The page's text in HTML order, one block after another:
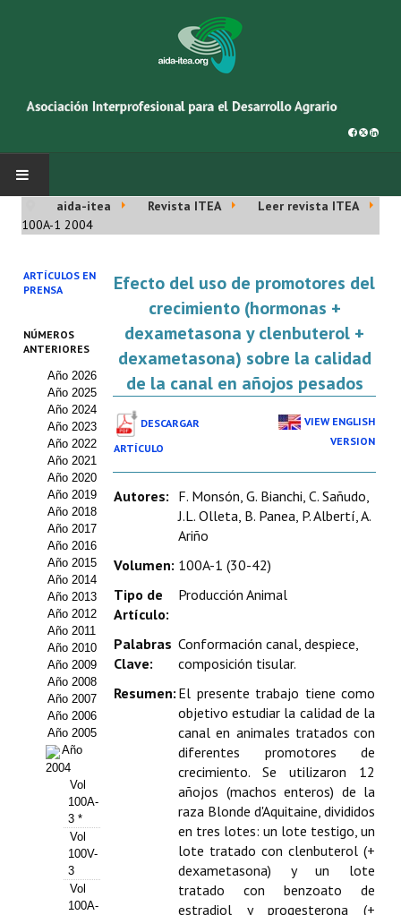
INICIO
Cincuentenario AIDA
Organigrama
Estatutos
Hacerse socio
Noticias
Galería de Fotos
Web AIDA 2.0
REVISTA ITEA
Presentación ITEA
Equipo Editorial
Leer revista ITEA
Directrices para autores/as
Políticas Editoriales
Propuesta Volumen Especial
Sello Calidad FECYT
Premio Prensa Agraria
aida-itea Revista ITEA
Leer revista ITEA
100A-1 2004
ARTÍCULOS EN
PRENSA
NÚMEROS
ANTERIORES
Año 2026
Año 2025
Año 2024
Año 2023
Año 2022
Año 2021
Año 2020
Año 2019
Año 2018
Año 2017
Año 2016
Año 2015
Año 2014
Año 2013
Año 2012
Año 2011
Año 2010
Año 2009
Año 2008
Año 2007
Año 2006
Año 2005
Año
2004
Vol
100A-
3 *
Vol
100V-
3
Vol
100A-
Efecto del uso de promotores del
crecimiento (hormonas +
dexametasona y clenbuterol +
dexametasona) sobre la calidad
de la canal en añojos pesados
DESCARGAR
ARTÍCULO
VIEW ENGLISH
VERSION
Autores: F. Monsón, G. Bianchi, C. Sañudo,
J.L. Olleta, B. Panea, P. Albertí, A.
Ariño
Volumen: 100A-1 (30-42)
Tipo de
Artículo:
Producción Animal
Palabras
Clave:
Conformación canal, despiece,
composición tisular.
Resumen: El presente trabajo tiene como
objetivo estudiar la calidad de la
canal en animales tratados con
diferentes promotores de
crecimiento. Se utilizaron 12
añojos (machos enteros) de la
raza Blonde d'Aquitaine, divididos
en tres lotes: un lote testigo, un
lote tratado con clenbuterol (+
dexametasona) y un lote
tratado con benzoato de
estradiol y progesterona (+